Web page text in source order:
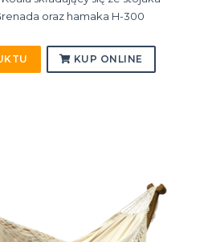
oraz hamaka H-300
KUP ONLINE